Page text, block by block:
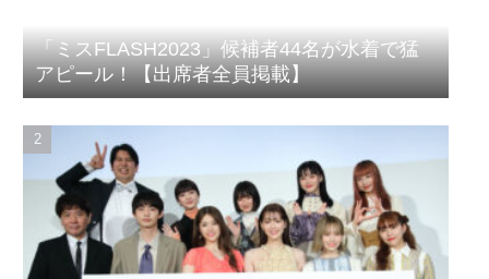
「ミスFLASH2023」候補者44名が水着で猛
アピール！【出席者全員掲載】